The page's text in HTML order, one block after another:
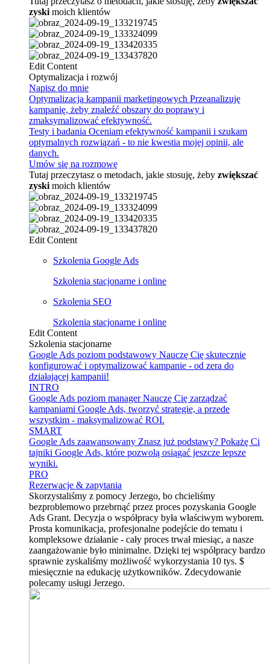
zyski moich klientów
Edit Content
Optymalizacja i rozwój
Napisz do mnie
Optymalizacja kampanii marketingowych Przeanalizuję
kampanię, żeby znaleźć obszary do poprawy i
zmaksymalizować efektywność.
Testy i badania Oceniam efektywność kampanii i szukam
optymalnych rozwiązań - to nie kwestia mojej opinii, ale
danych.
Umów się na rozmowę
Tutaj przeczytasz o metodach, jakie stosuję, żeby zwiększać
zyski moich klientów
Edit Content
Szkolenia Google Ads
Szkolenia stacjonarne i online
Szkolenia SEO
Szkolenia stacjonarne i online
Edit Content
Szkolenia stacjonarne
Google Ads poziom podstawowy Nauczę Cię skutecznie
konfigurować i optymalizować kampanie - od zera do
działającej kampanii!
INTRO
Google Ads poziom manager Nauczę Cię zarządzać
kampaniami Google Ads, tworzyć strategie, a przede
wszystkim - maksymalizować ROI.
SMART
Google Ads zaawansowany Znasz już podstawy? Pokażę Ci
tajniki Google Ads, które pozwolą osiągać jeszcze lepsze
wyniki.
PRO
Rezerwacje & zapytania
Skorzystaliśmy z pomocy Jerzego, bo chcieliśmy
bezproblemowo przebrnąć przez proces pozyskania Google
Ads Grant. Decyzja o współpracy była właściwym wyborem.
Prosta komunikacja, profesjonalne podejście do tematu i
kompleksowe działanie - cały proces trwał miesiąc, a nasze
zaangażowanie było minimalne. Dzięki tej współpracy bardzo
sprawnie zyskaliśmy możliwość wykorzystania 10 tys. $
miesięcznie na edukację użytkowników. Zdecydowanie
polecamy usługi Jerzego.